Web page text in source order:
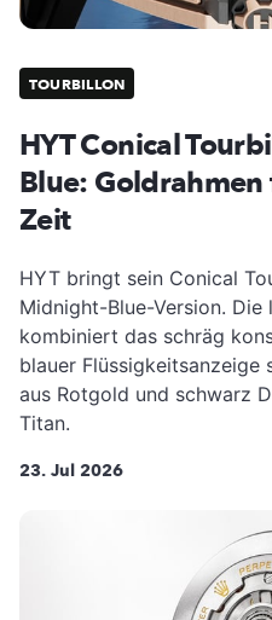
TOURBILLON
HYT Conical
Blue:
Zeit
HYT bringt sein Conical
Midnight-Blue-Version.
kombiniert das schräg
blauer Flüssigkeitsanzeige
aus Rotgold und schwarz
Titan.
23. Jul 2026